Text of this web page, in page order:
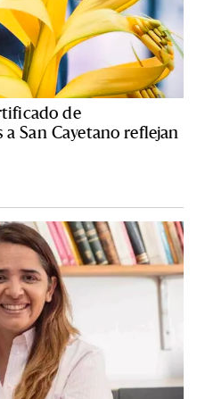
de
San Cayetano reflejan